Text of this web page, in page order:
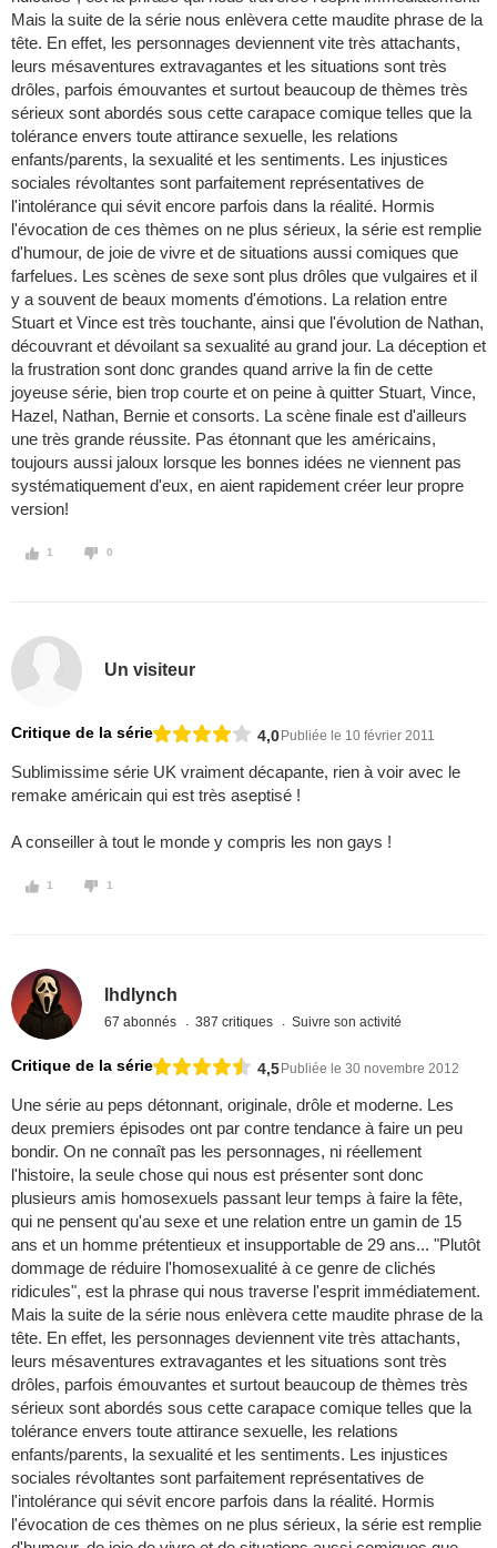
Mais la suite de la série nous enlèvera cette maudite phrase de la
tête. En effet, les personnages deviennent vite très attachants,
leurs mésaventures extravagantes et les situations sont très
drôles, parfois émouvantes et surtout beaucoup de thèmes très
sérieux sont abordés sous cette carapace comique telles que la
tolérance envers toute attirance sexuelle, les relations
enfants/parents, la sexualité et les sentiments. Les injustices
sociales révoltantes sont parfaitement représentatives de
l'intolérance qui sévit encore parfois dans la réalité. Hormis
l'évocation de ces thèmes on ne plus sérieux, la série est remplie
d'humour, de joie de vivre et de situations aussi comiques que
farfelues. Les scènes de sexe sont plus drôles que vulgaires et il
y a souvent de beaux moments d'émotions. La relation entre
Stuart et Vince est très touchante, ainsi que l'évolution de Nathan,
découvrant et dévoilant sa sexualité au grand jour. La déception et
la frustration sont donc grandes quand arrive la fin de cette
joyeuse série, bien trop courte et on peine à quitter Stuart, Vince,
Hazel, Nathan, Bernie et consorts. La scène finale est d'ailleurs
une très grande réussite. Pas étonnant que les américains,
toujours aussi jaloux lorsque les bonnes idées ne viennent pas
systématiquement d'eux, en aient rapidement créer leur propre
version!
1 0
Un visiteur
Critique de la série 4,0Publiée le 10 février 2011
Sublimissime série UK vraiment décapante, rien à voir avec le
remake américain qui est très aseptisé !
A conseiller à tout le monde y compris les non gays !
1 1
lhdlynch
67 abonnés 387 critiques Suivre son activité
Critique de la série 4,5Publiée le 30 novembre 2012
Une série au peps détonnant, originale, drôle et moderne. Les
deux premiers épisodes ont par contre tendance à faire un peu
bondir. On ne connaît pas les personnages, ni réellement
l'histoire, la seule chose qui nous est présenter sont donc
plusieurs amis homosexuels passant leur temps à faire la fête,
qui ne pensent qu'au sexe et une relation entre un gamin de 15
ans et un homme prétentieux et insupportable de 29 ans... "Plutôt
dommage de réduire l'homosexualité à ce genre de clichés
ridicules", est la phrase qui nous traverse l'esprit immédiatement.
Mais la suite de la série nous enlèvera cette maudite phrase de la
tête. En effet, les personnages deviennent vite très attachants,
leurs mésaventures extravagantes et les situations sont très
drôles, parfois émouvantes et surtout beaucoup de thèmes très
sérieux sont abordés sous cette carapace comique telles que la
tolérance envers toute attirance sexuelle, les relations
enfants/parents, la sexualité et les sentiments. Les injustices
sociales révoltantes sont parfaitement représentatives de
l'intolérance qui sévit encore parfois dans la réalité. Hormis
l'évocation de ces thèmes on ne plus sérieux, la série est remplie